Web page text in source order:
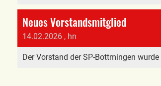
Neues Vorstandsmitglied
14.02.2026 , hn
Der Vorstand der SP-Bottmingen